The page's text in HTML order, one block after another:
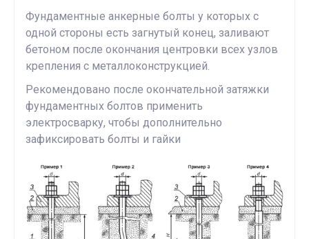
Фундаментные анкерные болты у которых с
одной стороны есть загнутый конец, заливают
бетоном после окончания центровки всех узлов
крепления с металлоконструкцией.
Рекомендовано после окончательной затяжки
фундаментных болтов применить
электросварку, чтобы дополнительно
зафиксировать болты и гайки